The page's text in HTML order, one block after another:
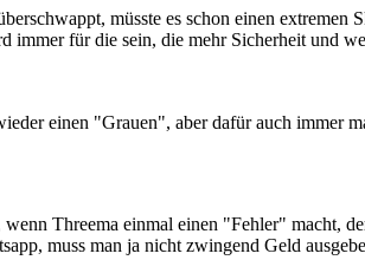
müsste es schon einen
immer für die sein, die mehr Sicherheit und
einen "Grauen", aber dafür auch immer
Threema einmal einen "Fehler" macht,
muss man ja nicht zwingend Geld